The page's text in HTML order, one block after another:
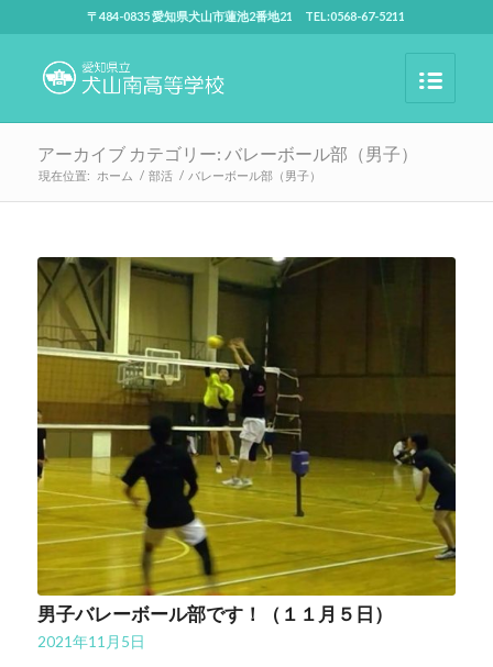
〒484-0835 愛知県犬山市蓮池2番地21 TEL:0568-67-5211
アーカイブ カテゴリー: バレーボール部（男子）
現在位置: ホーム / 部活 / バレーボール部（男子）
男子バレーボール部です！（１１月５日）
2021年11月5日